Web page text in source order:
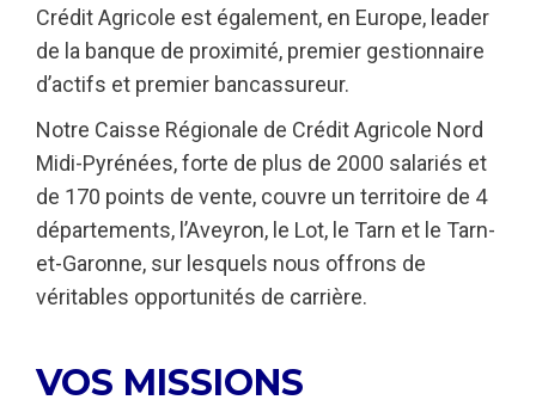
Crédit Agricole est également, en Europe, leader
de la banque de proximité, premier gestionnaire
d’actifs et premier bancassureur.
Notre Caisse Régionale de Crédit Agricole Nord
Midi-Pyrénées, forte de plus de 2000 salariés et
de 170 points de vente, couvre un territoire de 4
départements, l’Aveyron, le Lot, le Tarn et le Tarn-
et-Garonne, sur lesquels nous offrons de
véritables opportunités de carrière.
VOS MISSIONS